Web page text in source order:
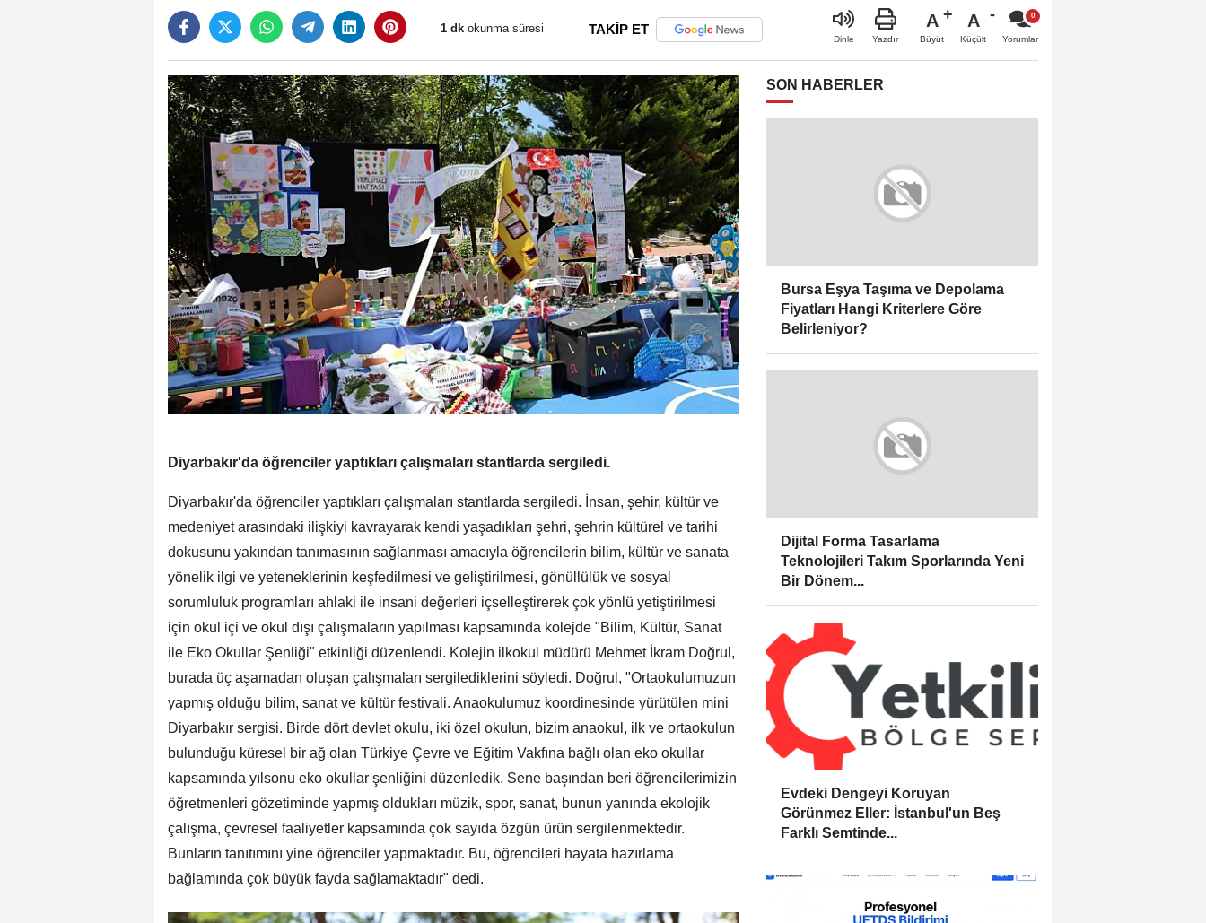
1 dk okunma süresi TAKİP ET
Dinle Yazdır
A
Büyüt
A
Küçült Yorumlar
Diyarbakır'da öğrenciler yaptıkları çalışmaları stantlarda sergiledi.
Diyarbakır'da öğrenciler yaptıkları çalışmaları stantlarda sergiledi. İnsan, şehir, kültür ve
medeniyet arasındaki ilişkiyi kavrayarak kendi yaşadıkları şehri, şehrin kültürel ve tarihi
dokusunu yakından tanımasının sağlanması amacıyla öğrencilerin bilim, kültür ve sanata
yönelik ilgi ve yeteneklerinin keşfedilmesi ve geliştirilmesi, gönüllülük ve sosyal
sorumluluk programları ahlaki ile insani değerleri içselleştirerek çok yönlü yetiştirilmesi
için okul içi ve okul dışı çalışmaların yapılması kapsamında kolejde "Bilim, Kültür, Sanat
ile Eko Okullar Şenliği" etkinliği düzenlendi. Kolejin ilkokul müdürü Mehmet İkram Doğrul,
burada üç aşamadan oluşan çalışmaları sergilediklerini söyledi. Doğrul, "Ortaokulumuzun
yapmış olduğu bilim, sanat ve kültür festivali. Anaokulumuz koordinesinde yürütülen mini
Diyarbakır sergisi. Birde dört devlet okulu, iki özel okulun, bizim anaokul, ilk ve ortaokulun
bulunduğu küresel bir ağ olan Türkiye Çevre ve Eğitim Vakfına bağlı olan eko okullar
kapsamında yılsonu eko okullar şenliğini düzenledik. Sene başından beri öğrencilerimizin
öğretmenleri gözetiminde yapmış oldukları müzik, spor, sanat, bunun yanında ekolojik
çalışma, çevresel faaliyetler kapsamında çok sayıda özgün ürün sergilenmektedir.
Bunların tanıtımını yine öğrenciler yapmaktadır. Bu, öğrencileri hayata hazırlama
bağlamında çok büyük fayda sağlamaktadır" dedi.
SON HABERLER
Bursa Eşya Taşıma ve Depolama
Fiyatları Hangi Kriterlere Göre
Belirleniyor?
Dijital Forma Tasarlama
Teknolojileri Takım Sporlarında Yeni
Bir Dönem...
Evdeki Dengeyi Koruyan
Görünmez Eller: İstanbul'un Beş
Farklı Semtinde...